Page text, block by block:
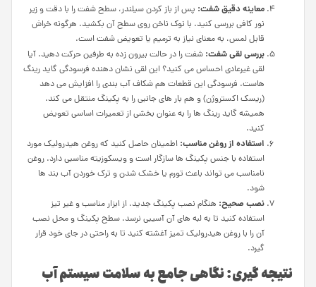
معاینه دقیق شفت: پس از باز کردن سیلندر، سطح شفت را با دقت و زیر
نور کافی بررسی کنید. با نوک ناخن روی سطح آن بکشید. هرگونه خراش
قابل لمس، به معنای نیاز به ترمیم یا تعویض شفت است.
بررسی لقی شفت: شفت را در حالت بیرون زده به طرفین حرکت دهید. آیا
لقی غیرعادی احساس می کنید؟ این لقی نشان دهنده فرسودگی گاید رینگ
هاست. فرسودگی این قطعات هم شکاف آب بندی را افزایش می دهد
(ریسک اکستروژن) و هم بار های جانبی را به پکینگ منتقل می کند.
همیشه گاید رینگ ها را به عنوان بخشی از تعمیرات اساسی تعویض
کنید.
استفاده از روغن مناسب: اطمینان حاصل کنید که روغن هیدرولیک مورد
استفاده با جنس پکینگ ها سازگار است و ویسکوزیته مناسبی دارد. روغن
نامناسب می تواند باعث تورم یا خشک شدن و ترک خوردن آب بند ها
شود.
نصب صحیح: هنگام نصب پکینگ جدید، از ابزار مناسب و غیر تیز
استفاده کنید تا به لبه های آن آسیبی نرسد. سطح پکینگ و محل نصب
آن را با روغن هیدرولیک تمیز آغشته کنید تا به راحتی در جای خود قرار
گیرد.
نتیجه گیری: نگاهی جامع به سلامت سیستم آب